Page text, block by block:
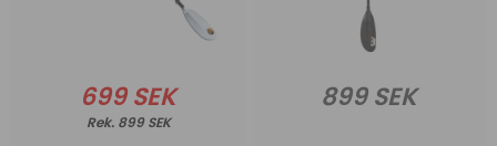
699 SEK
899 SEK
899 SEK